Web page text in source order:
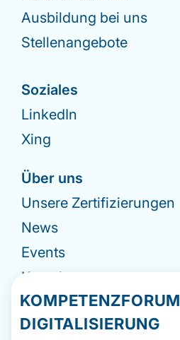
Ausbildung bei uns
Stellenangebote
Soziales
LinkedIn
Xing
Über uns
Unsere Zertifizierungen
News
Events
Kontakt
Impressum
Datenschutzerklärung
KOMPETENZFORUM
DIGITALISIERUNG